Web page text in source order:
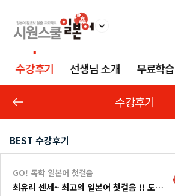
수강후기 선생님 소개 무료학습
수강후기
BEST 수강후기
GO! 독학 일본어 첫걸음
최유리 센세~ 최고의 일본어 첫걸음 !! 도와주신 고마우신 선생님~!